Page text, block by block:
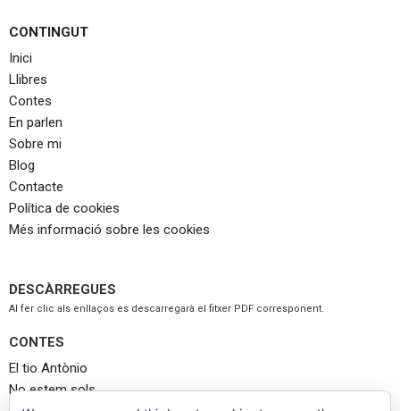
CONTINGUT
Inici
Llibres
Contes
En parlen
Sobre mi
Blog
Contacte
Política de cookies
Més informació sobre les cookies
DESCÀRREGUES
Al fer clic als enllaços es descarregarà el fitxer PDF corresponent.
CONTES
El tio Antònio
No estem sols